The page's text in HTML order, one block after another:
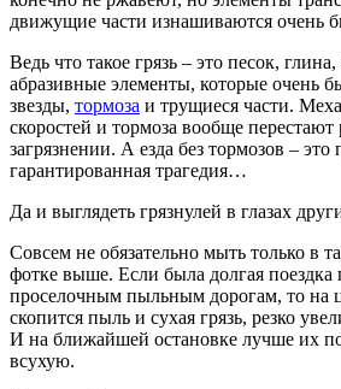
движущие части изнашиваются очень
Ведь что такое грязь – это песок,
абразивные элементы, которые очень
звезды, тормоза и трущиеся части.
скоростей и тормоза вообще
загрязнении. А езда без тормозов – это
гарантированная трагедия…
Да и выглядеть грязнулей в глазах
Совсем не обязательно мыть только в
фотке выше. Если была долгая
проселочным пыльным дорогам, то на
скопится пыль и сухая грязь, резко
И на ближайшей остановке лучше их
всухую.